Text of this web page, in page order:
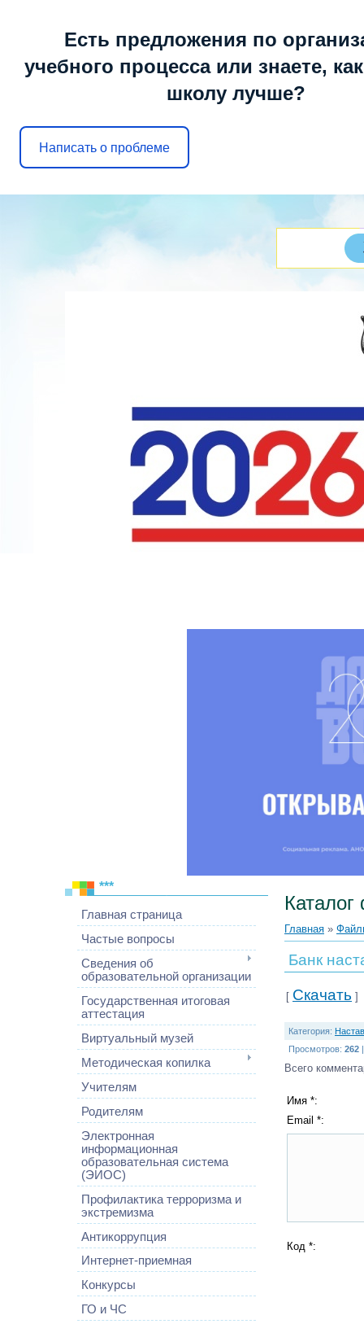
МОБУ ООШ № 6
г. Арсеньев
Есть предложения по
учебного процесса или знаете,
школу лучше?
Написать о проблеме
***
Главная страница
Частые вопросы
Сведения об
образовательной организации
Государственная итоговая
аттестация
Виртуальный музей
Методическая копилка
Учителям
Родителям
Электронная
информационная
образовательная система
(ЭИОС)
Профилактика терроризма и
экстремизма
Антикоррупция
Интернет-приемная
Конкурсы
ГО и ЧС
Главная »
Банк
[ Скачать ]
Категория:
Просмотров: 262
Всего
Имя *:
Email *:
Код *: